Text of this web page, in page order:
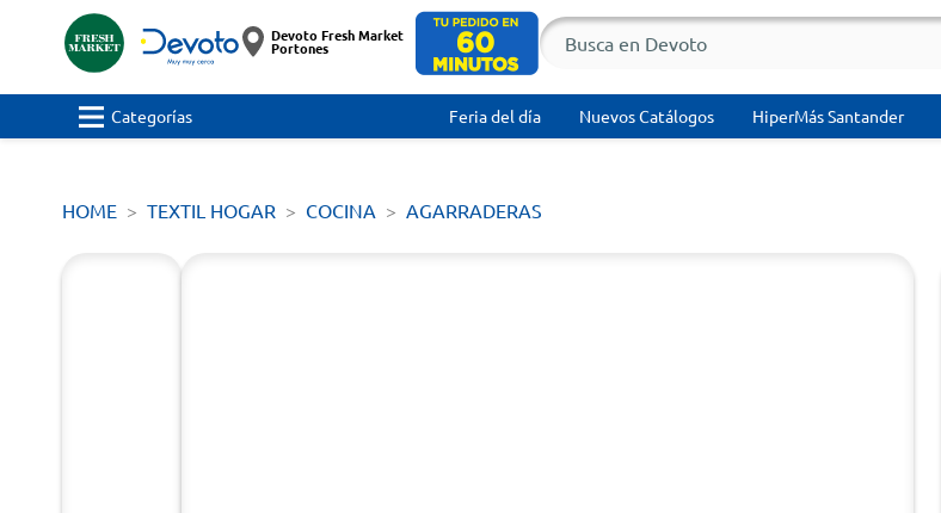
Devoto Fresh Market
Portones
Categorías Feria del día Nuevos Catálogos HiperMás Santander
HOME TEXTIL HOGAR COCINA AGARRADERAS